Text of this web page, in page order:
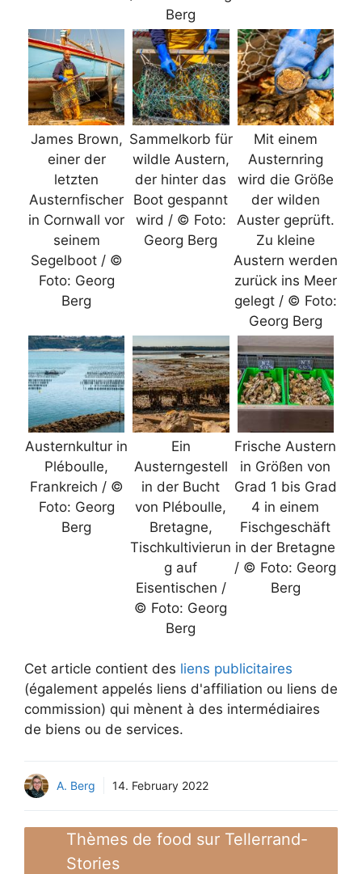
Berg
James Brown,
einer der
letzten
Austernfischer
in Cornwall vor
seinem
Segelboot / ©
Foto: Georg
Berg
Sammelkorb für
wildle Austern,
der hinter das
Boot gespannt
wird / © Foto:
Georg Berg
Mit einem
Austernring
wird die Größe
der wilden
Auster geprüft.
Zu kleine
Austern werden
zurück ins Meer
gelegt / © Foto:
Georg Berg
Austernkultur in
Pléboulle,
Frankreich / ©
Foto: Georg
Berg
Ein
Austerngestell
in der Bucht
von Pléboulle,
Bretagne,
Tischkultivierun
g auf
Eisentischen /
© Foto: Georg
Berg
Frische Austern
in Größen von
Grad 1 bis Grad
4 in einem
Fischgeschäft
in der Bretagne
/ © Foto: Georg
Berg
Cet article contient des liens publicitaires
(également appelés liens d'affiliation ou liens de
commission) qui mènent à des intermédiaires
de biens ou de services.
A. Berg 14. February 2022
Thèmes de food sur Tellerrand-
Stories